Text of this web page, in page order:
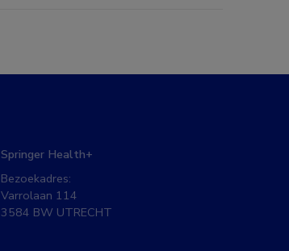
Springer Health+
Bezoekadres:
Varrolaan 114
3584 BW UTRECHT